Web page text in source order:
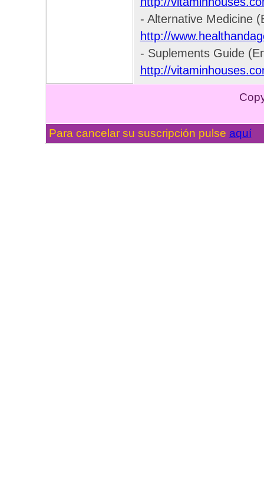
- Alternative Medicine
http://
- Suplements Guide
http://
Para cancelar su suscripción pulse aquí